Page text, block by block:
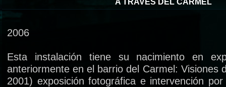
A TRAVÉS DEL CARMEL
2006
Esta instalación tiene su nacimiento en
anteriormente en el barrio del Carmel: Visiones
2001) exposición fotográfica e intervención